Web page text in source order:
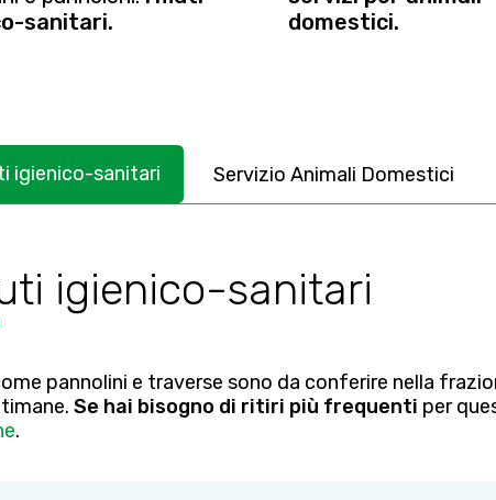
sanitari.
domestici.
igienico-sanitari Servizio Animali Domestici
igienico-sanitari
pannolini e traverse sono da conferire nella
Se hai bisogno di ritiri più frequenti per
.